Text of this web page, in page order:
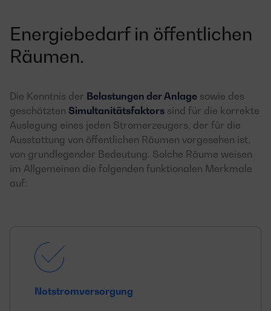
Energiebedarf in öffentlichen
Räumen.
Die Kenntnis der Belastungen der Anlage sowie des
geschätzten Simultanitätsfaktors sind für die korrekte
Auslegung eines jeden Stromerzeugers, der für die
Ausstattung von öffentlichen Räumen vorgesehen ist,
von grundlegender Bedeutung. Solche Räume weisen
im Allgemeinen die folgenden funktionalen Merkmale
auf:
Notstromversorgung